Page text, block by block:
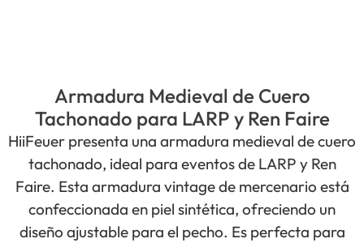
Armadura Medieval de Cuero
Tachonado para LARP y Ren Faire
HiiFeuer presenta una armadura medieval de cuero
tachonado, ideal para eventos de LARP y Ren
Faire. Esta armadura vintage de mercenario está
confeccionada en piel sintética, ofreciendo un
diseño ajustable para el pecho. Es perfecta para